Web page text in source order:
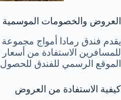
العروض والخصومات الموسمية
يقدم فندق رمادا أمواج
للمسافرين الاستفادة من أسعار
الموقع الرسمي للفندق
كيفية الاستفادة من العروض